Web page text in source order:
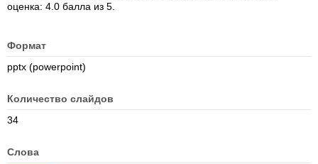
оценка: 4.0 балла из 5.
Формат
pptx (powerpoint)
Количество слайдов
34
Слова